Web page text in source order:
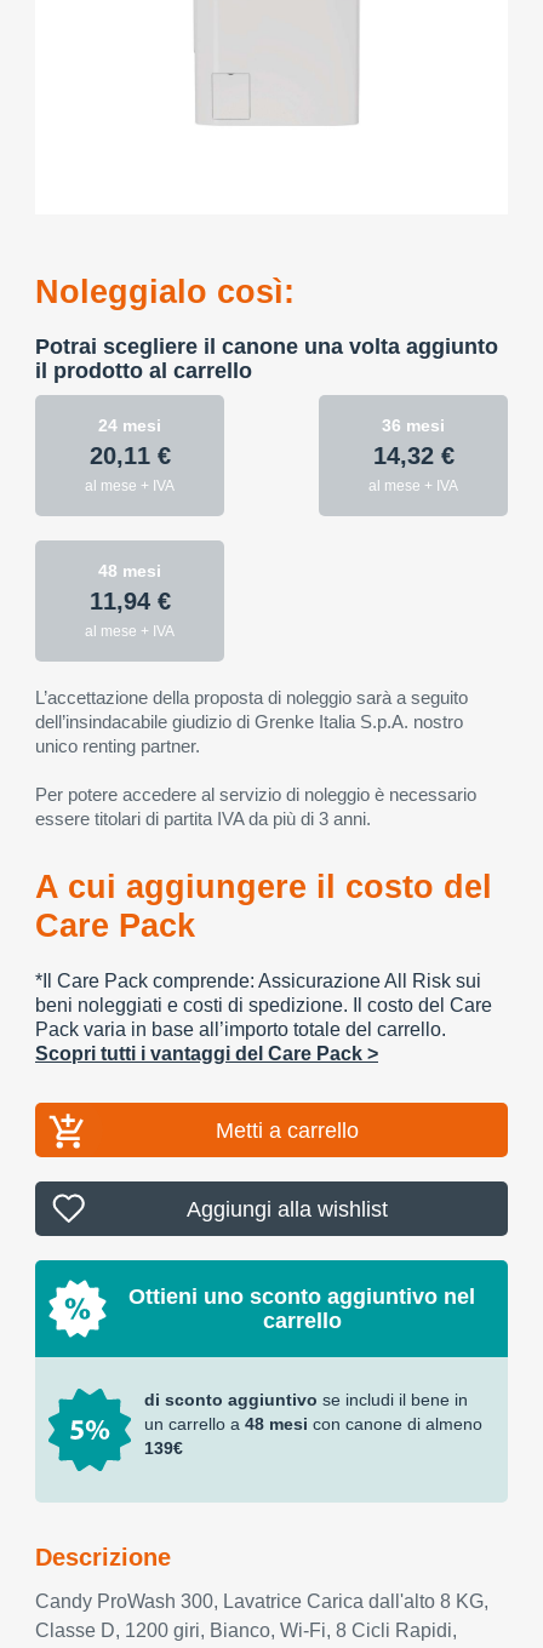
Noleggialo così:
Potrai scegliere il canone una volta aggiunto
il prodotto al carrello
24 mesi
20,11 €
al mese + IVA
36 mesi
14,32 €
al mese + IVA
48 mesi
11,94 €
al mese + IVA
L’accettazione della proposta di noleggio sarà a seguito
dell’insindacabile giudizio di Grenke Italia S.p.A. nostro
unico renting partner.
Per potere accedere al servizio di noleggio è necessario
essere titolari di partita IVA da più di 3 anni.
A cui aggiungere il costo del
Care Pack
*Il Care Pack comprende: Assicurazione All Risk sui
beni noleggiati e costi di spedizione. Il costo del Care
Pack varia in base all’importo totale del carrello.
Scopri tutti i vantaggi del Care Pack >
Metti a carrello
Aggiungi alla wishlist
Ottieni uno sconto aggiuntivo nel
carrello
di sconto aggiuntivo se includi il bene in
un carrello a 48 mesi con canone di almeno
139€
Descrizione
Candy ProWash 300, Lavatrice Carica dall'alto 8 KG,
Classe D, 1200 giri, Bianco, Wi-Fi, 8 Cicli Rapidi,